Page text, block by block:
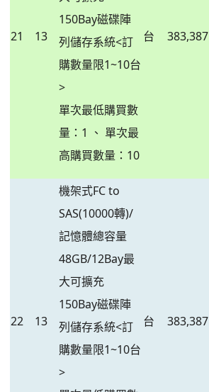
21 13
150Bay磁碟陣
列儲存系統<訂
購數量限1~10台
>
單次最低購買數
量：1 、 單次最
高購買數量：10
台 383,387
22 13
機架式FC to
SAS(10000轉)/
記憶體總容量
48GB/12Bay最
大可擴充
150Bay磁碟陣
列儲存系統<訂
購數量限1~10台
>
台 383,387